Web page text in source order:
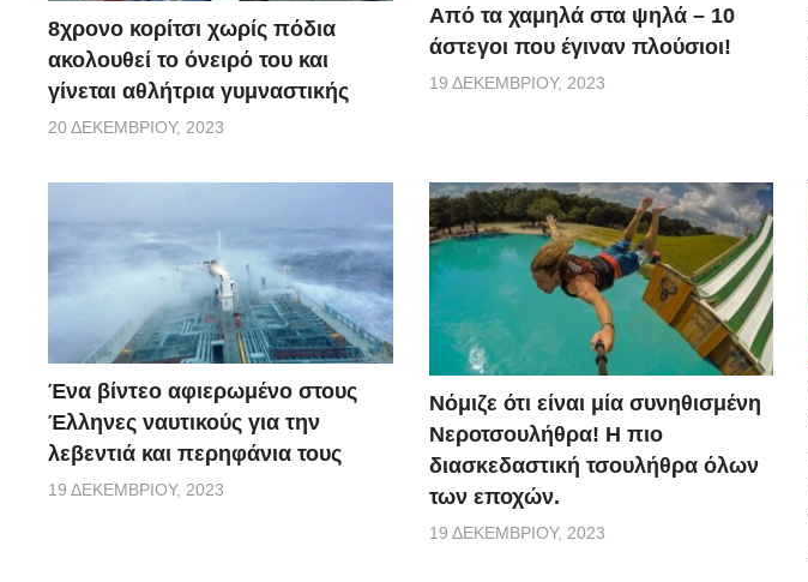
8χρονο κορίτσι χωρίς πόδια
ακολουθεί το όνειρό του και
γίνεται αθλήτρια γυμναστικής
20 ΔΕΚΕΜΒΡΊΟΥ, 2023
Από τα χαμηλά στα ψηλά – 10
άστεγοι που έγιναν πλούσιοι!
19 ΔΕΚΕΜΒΡΊΟΥ, 2023
Ένα βίντεο αφιερωμένο στους
Έλληνες ναυτικούς για την
λεβεντιά και περηφάνια τους
19 ΔΕΚΕΜΒΡΊΟΥ, 2023
Νόμιζε ότι είναι μία συνηθισμένη
Νεροτσουλήθρα! Η πιο
διασκεδαστική τσουλήθρα όλων
των εποχών.
19 ΔΕΚΕΜΒΡΊΟΥ, 2023